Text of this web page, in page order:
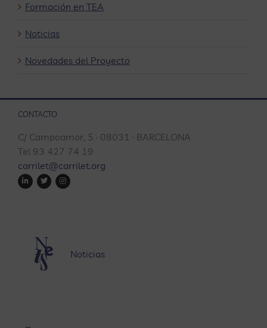
Formación en TEA
Noticias
Novedades del Proyecto
CONTACTO
C/ Campoamor, 5 · 08031 · BARCELONA
Tel 93 427 74 19
carrilet@carrilet.org
Noticias